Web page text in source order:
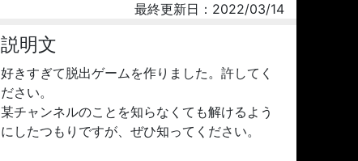
最終更新日：2022/03/14
説明文
好きすぎて脱出ゲームを作りました。許してく
ださい。
某チャンネルのことを知らなくても解けるよう
にしたつもりですが、ぜひ知ってください。